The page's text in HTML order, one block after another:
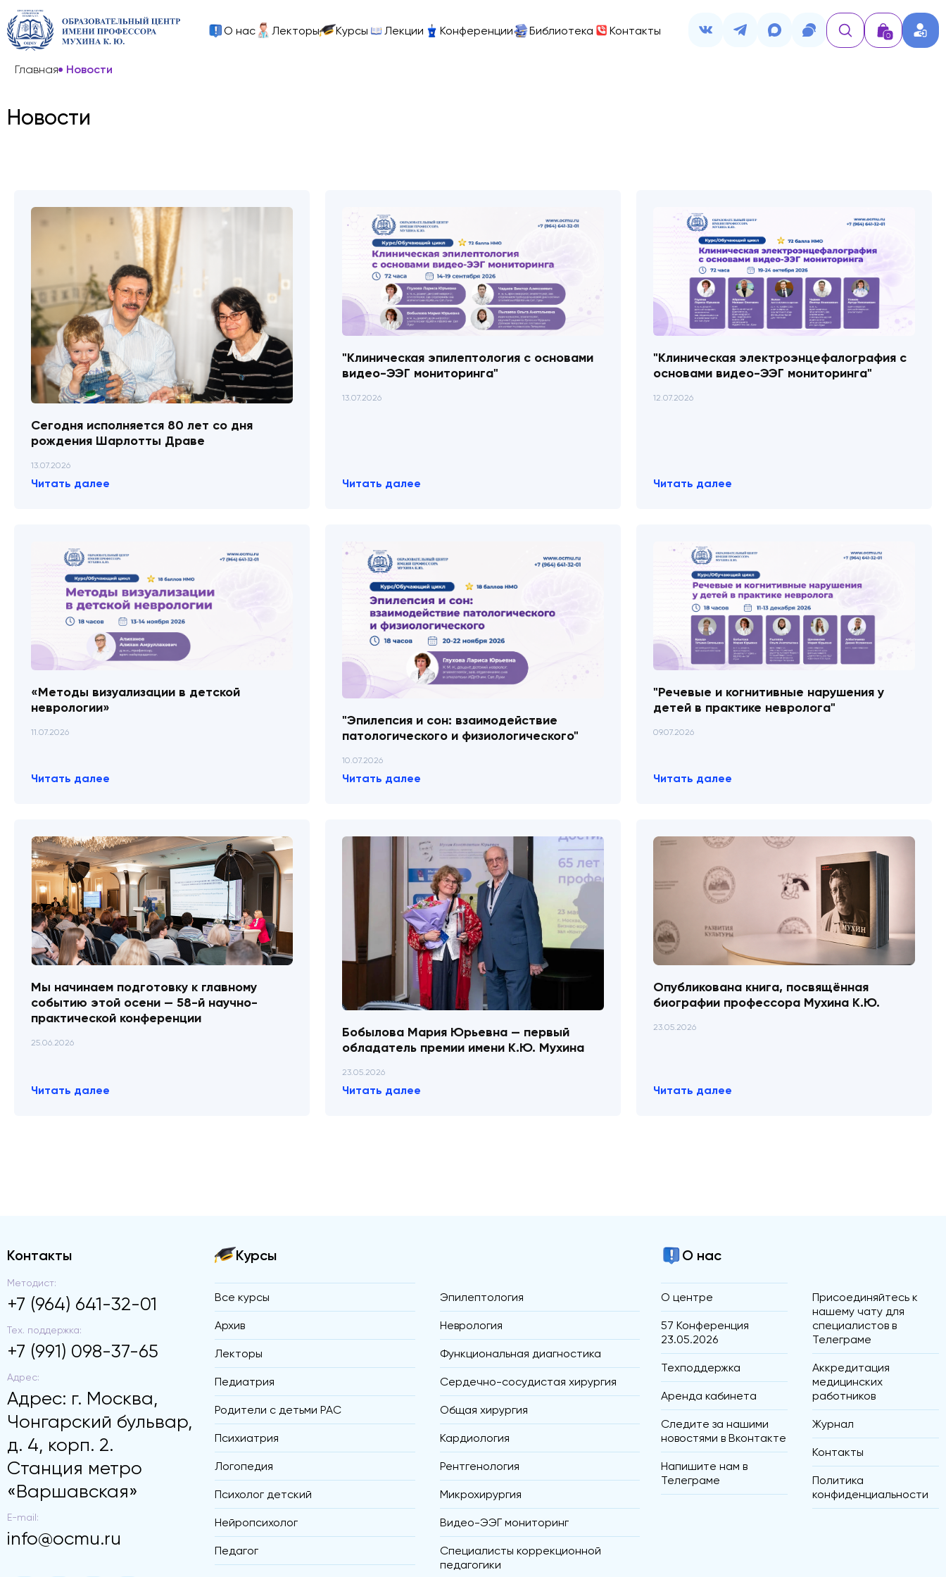
О нас Лекторы Курсы Лекции Конференции Библиотека Контакты 0
Главная Новости
Новости
Сегодня исполняется 80 лет со дня
рождения Шарлотты Драве
13.07.2026
Читать далее
"Клиническая эпилептология с основами
видео-ЭЭГ мониторинга"
13.07.2026
Читать далее
"Клиническая электроэнцефалография с
основами видео-ЭЭГ мониторинга"
12.07.2026
Читать далее
«Методы визуализации в детской
неврологии»
11.07.2026
Читать далее
"Эпилепсия и сон: взаимодействие
патологического и физиологического"
10.07.2026
Читать далее
"Речевые и когнитивные нарушения у
детей в практике невролога"
09.07.2026
Читать далее
Мы начинаем подготовку к главному
событию этой осени — 58-й научно-
практической конференции
25.06.2026
Читать далее
Бобылова Мария Юрьевна — первый
обладатель премии имени К.Ю. Мухина
23.05.2026
Читать далее
Опубликована книга, посвящённая
биографии профессора Мухина К.Ю.
23.05.2026
Читать далее
Контакты
Методист:
+7 (964) 641-32-01
Тех. поддержка:
+7 (991) 098-37-65
Адрес:
Адрес: г. Москва,
Чонгарский бульвар,
д. 4, корп. 2.
Станция метро
«Варшавская»
E-mail:
info@ocmu.ru
Курсы
Все курсы
Архив
Лекторы
Педиатрия
Родители с детьми РАС
Психиатрия
Логопедия
Психолог детский
Нейропсихолог
Педагог
Эпилептология
Неврология
Функциональная диагностика
Сердечно-сосудистая хирургия
Общая хирургия
Кардиология
Рентгенология
Микрохирургия
Видео-ЭЭГ мониторинг
Специалисты коррекционной
педагогики
О нас
О центре
57 Конференция
23.05.2026
Техподдержка
Аренда кабинета
Следите за нашими
новостями в Вконтакте
Напишите нам в
Телеграме
Присоединяйтесь к
нашему чату для
специалистов в
Телеграме
Аккредитация
медицинских
работников
Журнал
Контакты
Политика
конфиденциальности